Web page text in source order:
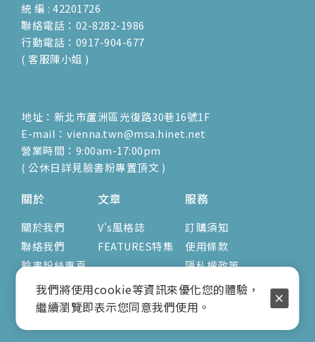
統 編 : 42201726
聯絡電話：02-8282-1986
行動電話：0917-904-677
( 客服陳小姐 )
地址：新北市蘆洲區光復路30巷16號1F
E-mail：vienna.twn@msa.hinet.net
營業時間：9:00am-17:00pm
( 公休日詳見臉書粉專置頂文 )
關於
關於我們
聯絡我們
臉書粉絲專頁
文章
V's風格誌
FEATURES特集
服務
訂購須知
使用條款
隱私權政策
我們將使用cookie等資訊來優化您的體驗，
繼續瀏覽即表示您同意我們使用。